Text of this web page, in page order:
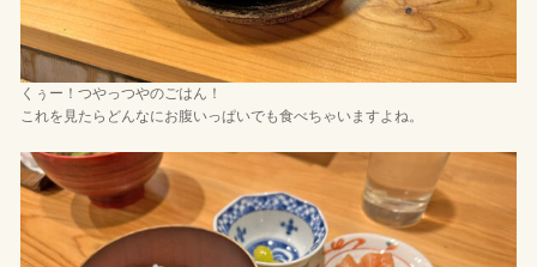
くぅー！つやっつやのごはん！
これを見たらどんなにお腹いっぱいでも食べちゃいますよね。